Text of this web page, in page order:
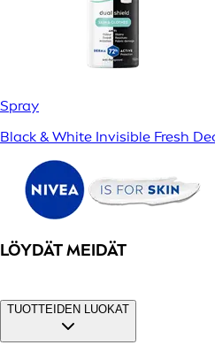
Spray
Black & White Invisible Fresh
LÖYDÄT MEIDÄT
TUOTTEIDEN LUOKAT